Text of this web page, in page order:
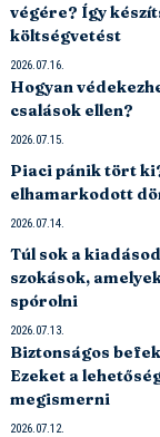
végére? Így
költségvetést
2026.07.16.
Hogyan
csalások ellen?
2026.07.15.
Piaci pánik tört
elhamarkodott
2026.07.14.
Túl sok a
szokások,
spórolni
2026.07.13.
Biztonságos
Ezeket a
megismerni
2026.07.12.